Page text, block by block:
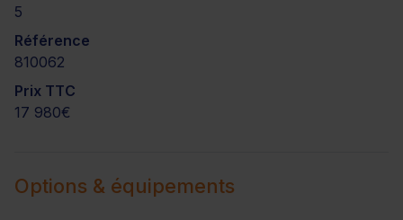
5
Référence
810062
Prix TTC
17 980€
Options & équipements